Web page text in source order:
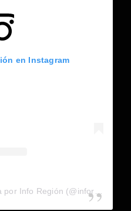
en Instagram
Una publicación compartida por Info Región (@inforegion_redes)